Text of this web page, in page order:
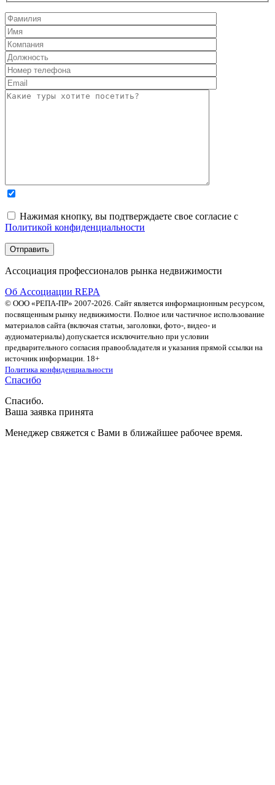
Нажимая кнопку, вы подтверждаете свое согласие с
Политикой конфиденциальности
Ассоциация профессионалов рынка недвижимости
Об Ассоциации REPA
© ООО «РЕПА-ПР» 2007-2026. Сайт является информационным ресурсом,
посвященным рынку недвижимости. Полное или частичное использование
материалов сайта (включая статьи, заголовки, фото-, видео- и
аудиоматериалы) допускается исключительно при условии
предварительного согласия правообладателя и указания прямой ссылки на
источник информации. 18+
Политика конфиденциальности
Спасибо
Спасибо.
Ваша заявка принята
Менеджер свяжется с Вами в ближайшее рабочее время.